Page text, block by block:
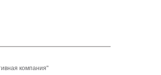
компания"